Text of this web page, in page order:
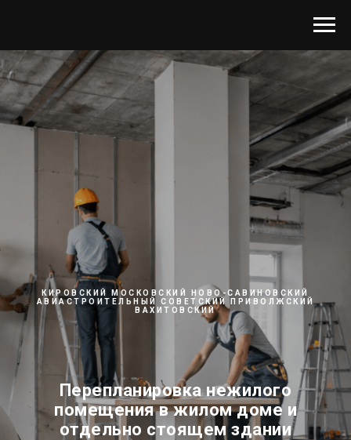
КИРОВСКИЙ МОСКОВСКИЙ НОВО-САВИНОВСКИЙ
АВИАСТРОИТЕЛЬНЫЙ СОВЕТСКИЙ ПРИВОЛЖСКИЙ
ВАХИТОВСКИЙ
Перепланировка нежилого
помещения в жилом доме и
отдельно стоящем здании